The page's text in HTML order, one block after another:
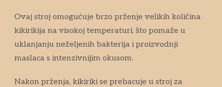
Ovaj stroj omogućuje brzo prženje velikih količina
kikirikija na visokoj temperaturi, što pomaže u
uklanjanju neželjenih bakterija i proizvodnji
maslaca s intenzivnijim okusom.
Nakon prženja, kikiriki se prebacuje u stroj za